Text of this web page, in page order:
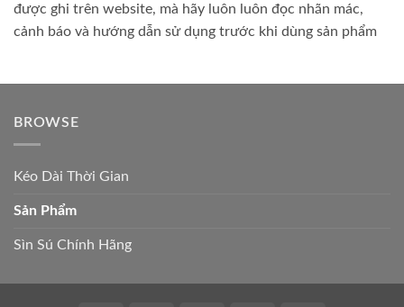
được ghi trên website, mà hãy luôn luôn đọc nhãn mác,
cảnh báo và hướng dẫn sử dụng trước khi dùng sản phẩm
BROWSE
Kéo Dài Thời Gian
Sản Phẩm
Sìn Sú Chính Hãng